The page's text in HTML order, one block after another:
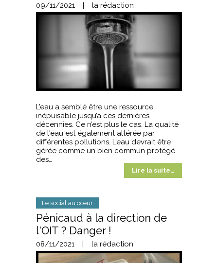
09/11/2021 | la rédaction
L’eau a semblé être une ressource
inépuisable jusqu’à ces dernières
décennies. Ce n’est plus le cas. La qualité
de l'eau est également altérée par
différentes pollutions. L’eau devrait être
gérée comme un bien commun protégé
des…
Lire la suite…
Le social au cœur
Pénicaud à la direction de
l'OIT ? Danger !
08/11/2021 | la rédaction